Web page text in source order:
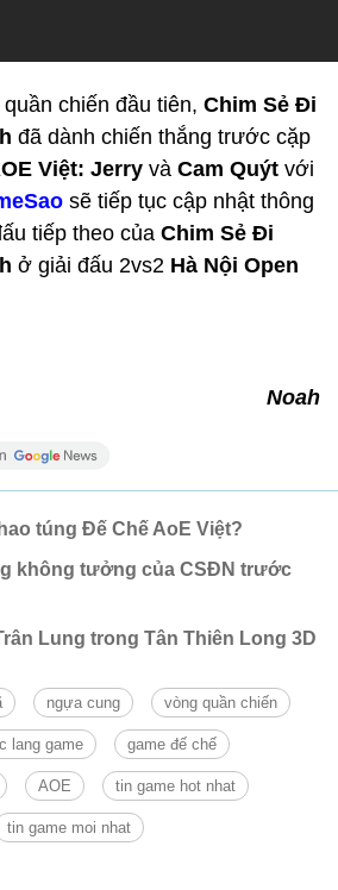
chiến đầu tiên, Chim Sẻ Đi
đã dành chiến thắng trước cặp
Việt: Jerry và Cam Quýt với
sẽ tiếp tục cập nhật thông
tiếp theo của Chim Sẻ Đi
ở giải đấu 2vs2 Hà Nội Open
Noah
túng Đế Chế AoE Việt?
không tưởng của CSĐN trước
Lung trong Tân Thiên Long 3D
ngựa cung vòng quần chiến
lang game game đế chế
AOE tin game hot nhat
tin game moi nhat